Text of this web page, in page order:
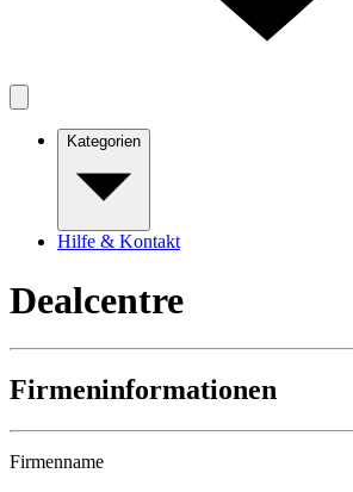
Kategorien
Hilfe & Kontakt
Dealcentre
Firmeninformationen
Firmenname